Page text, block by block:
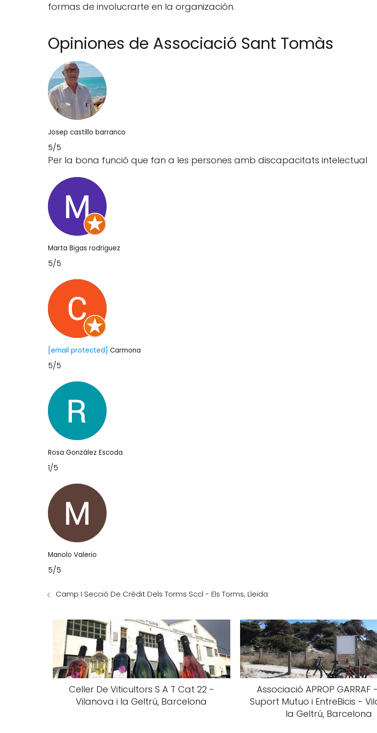
formas de involucrarte en la organización.
Opiniones de Associació Sant Tomàs
Josep castillo barranco
5/5
Per la bona funció que fan a les persones amb discapacitats intelectual
Marta Bigas rodriguez
5/5
[email protected] Carmona
5/5
Rosa González Escoda
1/5
Manolo Valerio
5/5
Camp I Secció De Crèdit Dels Torms Sccl - Els Torms, Lleida
Celler De Viticultors S A T Cat 22 -
Vilanova i la Geltrú, Barcelona
Associació APROP GARRAF
Suport Mutuo i EntreBicis -
la Geltrú, Barcelona